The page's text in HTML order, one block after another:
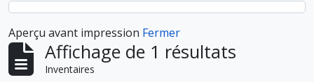
Aperçu avant impression Fermer
Affichage de 1 résultats
Inventaires